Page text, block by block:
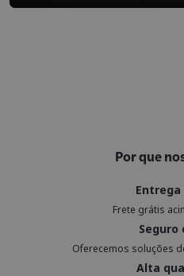
Por que
Frete grátis
Seguro
Oferecemos soluções
Alta